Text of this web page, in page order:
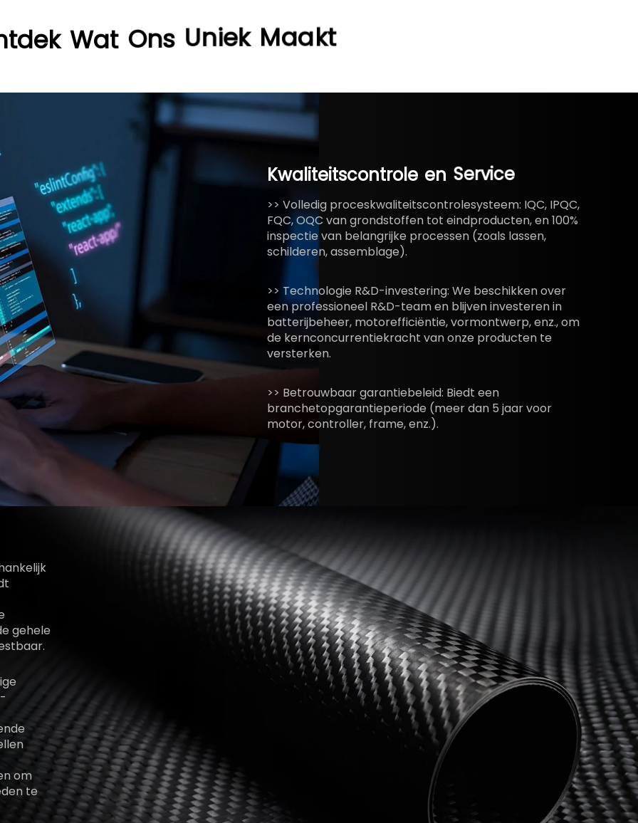
Wat Ons Uniek Maakt
Kwaliteitscontrole en Service
>> Volledig proceskwaliteitscontrolesysteem: IQC, IPQC,
FQC, OQC van grondstoffen tot eindproducten, en 100%
inspectie van belangrijke processen (zoals lassen,
schilderen, assemblage).
>> Technologie R&D-investering: We beschikken over
een professioneel R&D-team en blijven investeren in
batterijbeheer, motorefficiëntie, vormontwerp, enz., om
de kernconcurrentiekracht van onze producten te
versterken.
>> Betrouwbaar garantiebeleid: Biedt een
branchetopgarantieperiode (meer dan 5 jaar voor
motor, controller, frame, enz.).
gehele
om
te